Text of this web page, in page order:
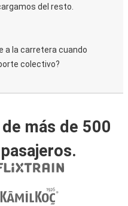
del resto.
a la carretera cuando
colectivo?
más de 500